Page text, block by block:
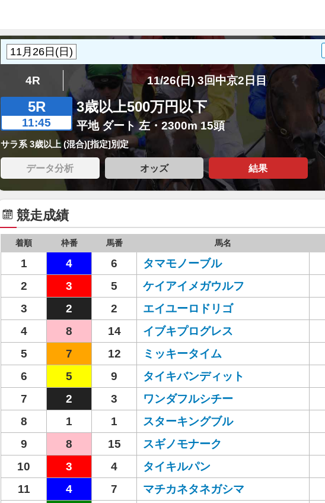
4R 11/26(日) 3回中京2日目
5R
11:45
3歳以上500万円以下
平地 ダート 左・2300m 15頭
サラ系 3歳以上 (混合)[指定]別定
データ分析 オッズ 結果
競走成績
着順 枠番 馬番 馬名
1 4 6 タマモノーブル
2
3 5 ケイアイメガウルフ
3
2 2 エイユーロドリゴ
4
8 14 イブキプログレス
5
7 12 ミッキータイム
6
5 9 タイキバンディット
7
2 3 ワンダフルシチー
8
1 1 スターキングブル
9
8 15 スギノモナーク
10
3 4 タイキルパン
11
4 7 マチカネタネガシマ